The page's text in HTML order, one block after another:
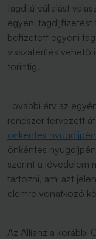
tagdíjátvállalást
egyéni tagdíjfizetést
befizetett egyéni
visszatérítés vehető
forintig.
További érv az
rendszer tervezett
önkéntes
önkéntes
szerint a jövedelem
tartozni, ami azt
elemre vonatkozó
Az Allianz a korábbi